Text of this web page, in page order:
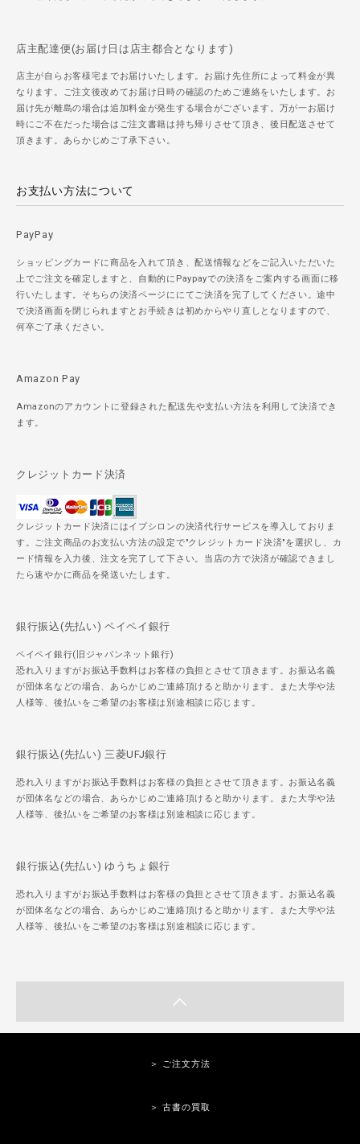
店主配達便(お届け日は店主都合となります)
店主が自らお客様宅までお届けいたします。お届け先住所によって料金が異
なります。ご注文後改めてお届け日時の確認のためご連絡をいたします。お
届け先が離島の場合は追加料金が発生する場合がございます。万が一お届け
時にご不在だった場合はご注文書籍は持ち帰りさせて頂き、後日配送させて
頂きます。あらかじめご了承下さい。
お支払い方法について
PayPay
ショッピングカードに商品を入れて頂き、配送情報などをご記入いただいた
上でご注文を確定しますと、自動的にPaypayでの決済をご案内する画面に移
行いたします。そちらの決済ページににてご決済を完了してください。途中
で決済画面を閉じられますとお手続きは初めからやり直しとなりますので、
何卒ご了承ください。
Amazon Pay
Amazonのアカウントに登録された配送先や支払い方法を利用して決済でき
ます。
クレジットカード決済
クレジットカード決済にはイプシロンの決済代行サービスを導入しておりま
す。ご注文商品のお支払い方法の設定で"クレジットカード決済"を選択し、カ
ード情報を入力後、注文を完了して下さい。当店の方で決済が確認できまし
たら速やかに商品を発送いたします。
銀行振込(先払い) ペイペイ銀行
ペイペイ銀行(旧ジャパンネット銀行)
恐れ入りますがお振込手数料はお客様の負担とさせて頂きます。お振込名義
が団体名などの場合、あらかじめご連絡頂けると助かります。また大学や法
人様等、後払いをご希望のお客様は別途相談に応じます。
銀行振込(先払い) 三菱UFJ銀行
恐れ入りますがお振込手数料はお客様の負担とさせて頂きます。お振込名義
が団体名などの場合、あらかじめご連絡頂けると助かります。また大学や法
人様等、後払いをご希望のお客様は別途相談に応じます。
銀行振込(先払い) ゆうちょ銀行
恐れ入りますがお振込手数料はお客様の負担とさせて頂きます。お振込名義
が団体名などの場合、あらかじめご連絡頂けると助かります。また大学や法
人様等、後払いをご希望のお客様は別途相談に応じます。
＞ ご注文方法
＞ 古書の買取